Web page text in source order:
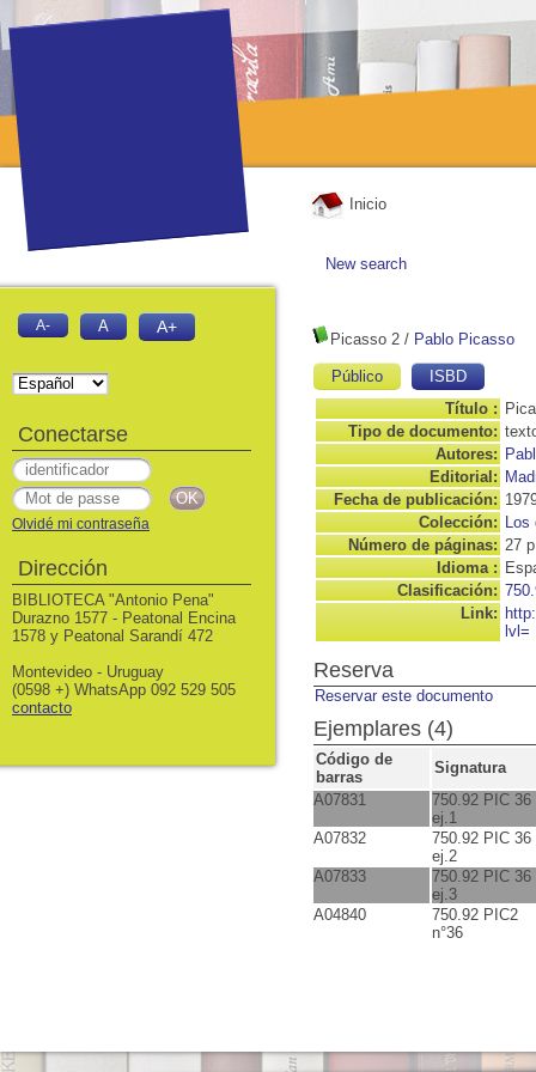
Inicio
New search
Picasso 2 / Pablo Picasso
Público
ISBD
Título :
Tipo de documento:
Autores:
Editorial:
Fecha de publicación:
Colección: Los
Número de páginas: 27 p
Idioma :
Clasificación:
Link:
lvl=
Reserva
Reservar este documento
Ejemplares (4)
Código de
barras
Signatura
A07831
750.92 PIC 36
ej.1
A07832
750.92 PIC 36
ej.2
A07833
750.92 PIC 36
ej.3
A04840
750.92 PIC2
n°36
A- A A+
Conectarse
Olvidé mi contraseña
Dirección
BIBLIOTECA "Antonio Pena"
Durazno 1577 - Peatonal Encina
1578 y Peatonal Sarandí 472
Montevideo - Uruguay
(0598 +) WhatsApp 092 529 505
contacto